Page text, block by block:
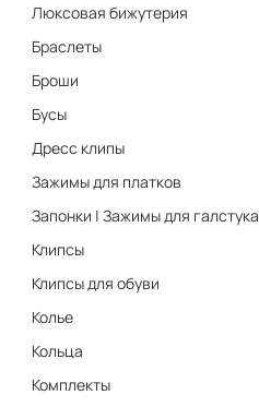
Люксовая бижутерия
Браслеты
Броши
Бусы
Дресс клипы
Зажимы для платков
Запонки | Зажимы для галстука
Клипсы
Клипсы для обуви
Колье
Кольца
Комплекты